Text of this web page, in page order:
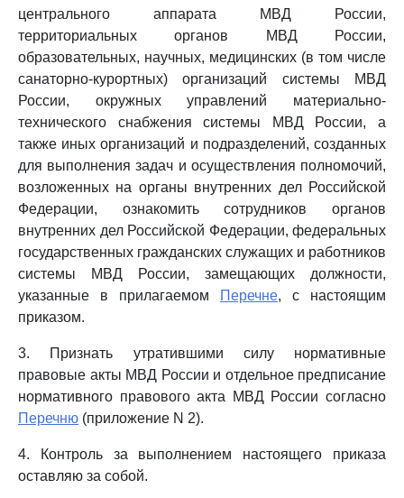
центрального аппарата МВД России,
территориальных органов МВД России,
образовательных, научных, медицинских (в том числе
санаторно-курортных) организаций системы МВД
России, окружных управлений материально-
технического снабжения системы МВД России, а
также иных организаций и подразделений, созданных
для выполнения задач и осуществления полномочий,
возложенных на органы внутренних дел Российской
Федерации, ознакомить сотрудников органов
внутренних дел Российской Федерации, федеральных
государственных гражданских служащих и работников
системы МВД России, замещающих должности,
указанные в прилагаемом
Перечне, с настоящим
приказом.
3. Признать утратившими силу нормативные
правовые акты МВД России и отдельное предписание
нормативного правового акта МВД России согласно
Перечню (приложение N 2).
4. Контроль за выполнением настоящего приказа
оставляю за собой.